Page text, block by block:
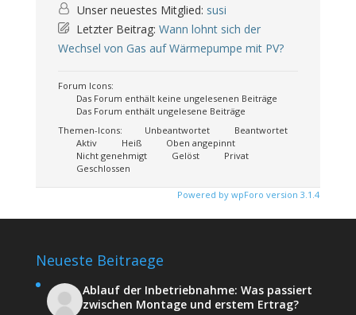
Unser neuestes Mitglied: susi
Letzter Beitrag: Wann lohnt sich der
Wechsel von Gas auf Wärmepumpe mit PV?
Forum Icons:
Das Forum enthält keine ungelesenen Beiträge
Das Forum enthält ungelesene Beiträge
Themen-Icons:
Unbeantwortet
Beantwortet
Aktiv
Heiß
Oben angepinnt
Nicht genehmigt
Gelöst
Privat
Geschlossen
Powered by wpForo version 3.1.4
Neueste Beitraege
Ablauf der Inbetriebnahme: Was passiert
zwischen Montage und erstem Ertrag?